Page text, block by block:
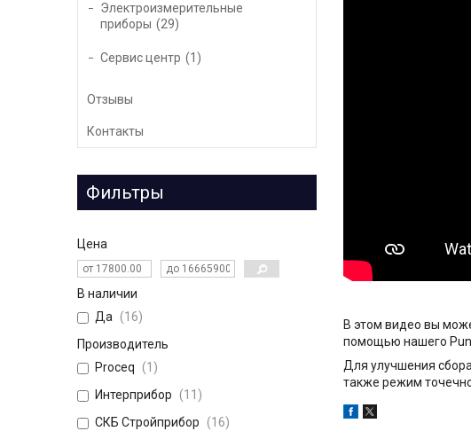
В этом видео вы
помощью нашего
Для улучшения
также режим
Электроизмерительные
приборы
29
Сервис центр 1
Отзывы
Контакты
Фильтры
Цена
В наличии
Да
16
Производитель
Proceq
1
Интерприбор
11
СКБ Стройприбор
16